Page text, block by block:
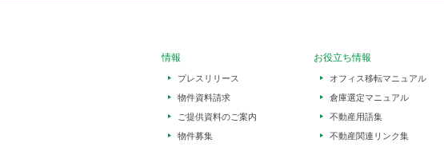
情報
プレスリリース
物件資料請求
ご提供資料のご案内
物件募集
お役立ち情報
オフィス移転マニュアル
倉庫選定マニュアル
不動産用語集
不動産関連リンク集